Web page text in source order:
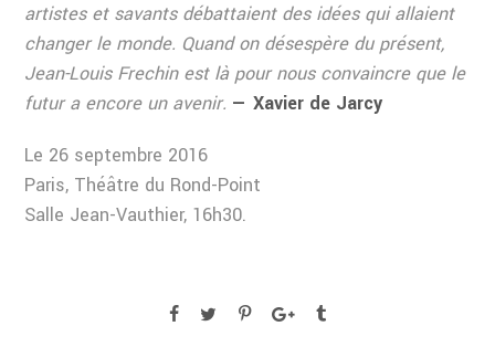
artistes et savants débattaient des idées qui allaient
changer le monde. Quand on désespère du présent,
Jean-Louis Frechin est là pour nous convaincre que le
futur a encore un avenir. ­ — Xavier de Jarcy
Le 26 septembre 2016
Paris, Théâtre du Rond-Point
Salle Jean-Vauthier, 16h30.